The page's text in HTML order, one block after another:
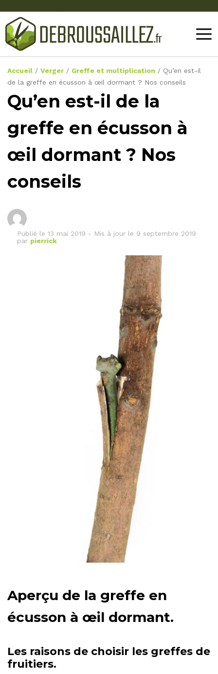
Accueil / Verger / Greffe et multiplication / Qu’en est-il
de la greffe en écusson à œil dormant ? Nos conseils
Qu’en est-il de la
greffe en écusson à
œil dormant ? Nos
conseils
Publié le 13 mai 2019 - Mis à jour le 9 septembre 2019
par pierrick
Aperçu de la greffe en
écusson à œil dormant.
Les raisons de choisir les greffes de
fruitiers.